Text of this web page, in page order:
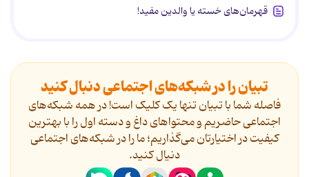
قهرمان‌های خسته یا والدین مفید!
تبیان را در شبکه‌های اجتماعی دنبال کنید
فاصله شما با تبیان تنها یک کلیک است! در همه شبکه‌های
اجتماعی حاضریم و محتواهای داغ و دسته اول را با بهترین
کیفیت در اختیارتان می‌گذاریم؛ ما را در شبکه‌های اجتماعی
دنیال کنید.